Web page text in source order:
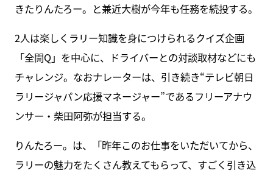
きたりんたろー。と兼近大樹が今年も任務を続投する。
2人は楽しくラリー知識を身につけられるクイズ企画
「全開Q」を中心に、ドライバーとの対談取材などにも
チャレンジ。なおナレーターは、引き続き“テレビ朝日
ラリージャパン応援マネージャー”であるフリーアナウ
ンサー・柴田阿弥が担当する。
りんたろー。は、「昨年このお仕事をいただいてから、
ラリーの魅力をたくさん教えてもらって、すごく引き込